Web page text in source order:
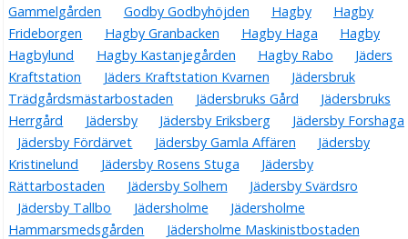
Gammelgården
Godby Godbyhöjden Hagby
Hagby
Frideborgen
Hagby Granbacken Hagby Haga
Hagby
Hagbylund
Hagby Kastanjegården Hagby Rabo
Jäders
Kraftstation
Jäders Kraftstation Kvarnen
Jädersbruk
Trädgårdsmästarbostaden
Jädersbruks Gård
Jädersbruks
Herrgård
Jädersby Jädersby Eriksberg
Jädersby Forshaga
Jädersby Fördärvet
Jädersby Gamla Affären
Jädersby
Kristinelund
Jädersby Rosens Stuga
Jädersby
Rättarbostaden
Jädersby Solhem
Jädersby Svärdsro
Jädersby Tallbo
Jädersholme
Jädersholme
Hammarsmedsgården
Jädersholme Maskinistbostaden